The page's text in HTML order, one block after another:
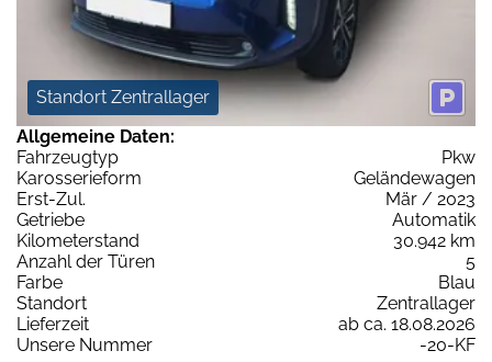
Standort Zentrallager
Allgemeine Daten:
Fahrzeugtyp
Pkw
Karosserieform
Geländewagen
Erst-Zul.
Mär / 2023
Getriebe
Automatik
Kilometerstand
30.942 km
Anzahl der Türen
5
Farbe
Blau
Standort
Zentrallager
Lieferzeit
ab ca. 18.08.2026
Unsere Nummer
-20-KF